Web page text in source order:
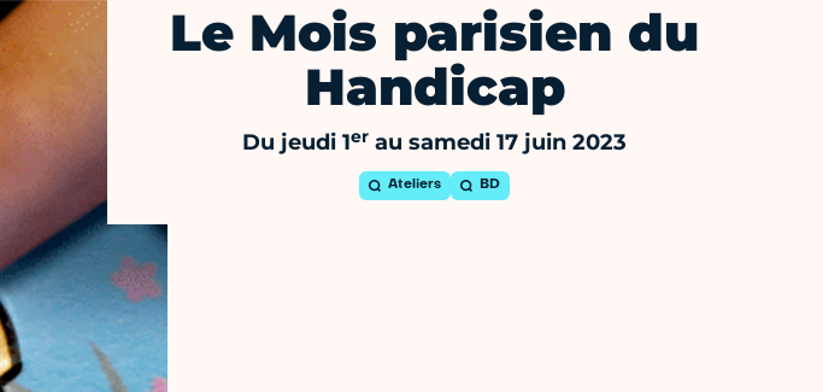
Le Mois parisien du
Handicap
Du jeudi 1er au samedi 17 juin 2023
Ateliers BD